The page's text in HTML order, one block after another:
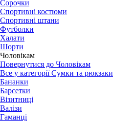
Сорочки
Спортивні костюми
Спортивні штани
Футболки
Халати
Шорти
Чоловікам
Повернутися до Чоловікам
Все у категорії Сумки та рюкзаки
Бананки
Барсетки
Візитниці
Валізи
Гаманці